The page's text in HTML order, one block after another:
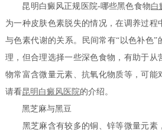
昆明白癜风正规医院-哪些黑色食物白
为一种皮肤色素脱失的情况，在调养过程
与色素代谢的关系。民间常有“以色补色”
理，但合理选择一些深色食物，有助于从
物常富含微量元素、抗氧化物质等，可能
请看昆明白癜风医院的介绍。
黑芝麻与黑豆
黑芝麻含有较多的铜、锌等微量元素